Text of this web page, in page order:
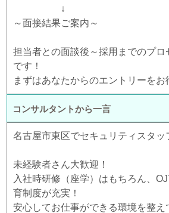
↓
～面接結果ご案内～
担当者との面談後～採用までのプロ
です！
まずはあなたからのエントリーをお
コンサルタントから一言
名古屋市東区でセキュリティスタッ
未経験者さん大歓迎！
入社時研修（座学）はもちろん、
育制度が充実！
安心してお仕事ができる環境を整え